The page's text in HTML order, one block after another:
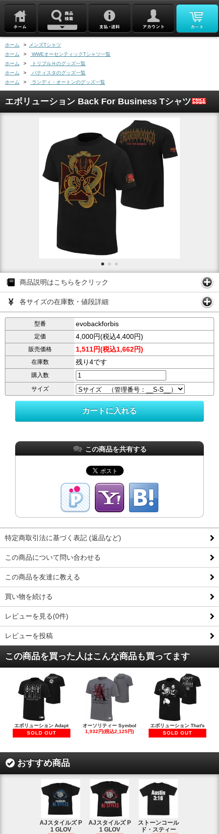
ホーム >
メンズTシャツ
ホーム
>
WWEオーセンティックTシャツ一覧
ホーム
>
トリプルＨのグッズ一覧
ホーム
>
バティスタのグッズ一覧
ホーム
> ランディ・オートンのグッズ一覧
エボリューション Back For Business Tシャツ
商品説明はこちらをクリック
各サイズの在庫数・値段詳細
型番 evobackforbis
定価 4,000円(税込4,400円)
販売価格 1,511円(税込1,662円)
在庫数 残り4です
購入数
サイズ
この商品を共有する
特定商取引法に基づく表記 (返品など)
この商品について問い合わせる
この商品を友達に教える
買い物を続ける
レビューを見る(0件)
レビューを投稿
この商品を買った人はこんな商品も買ってます
エボリューション Adapt
SOLD OUT
オーソリティー Symbol
1,932円(税込2,125円)
エボリューション That's
SOLD OUT
おすすめ商品
AJスタイルズ P
1 GLOV
AJスタイルズ P
1 GLOV
ストーンコール
ド・スティー